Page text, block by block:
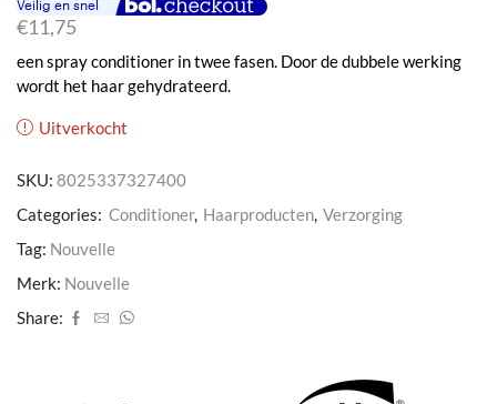
€11,75
een spray conditioner in twee fasen. Door de dubbele werking
wordt het haar gehydrateerd.
Uitverkocht
SKU: 8025337327400
Categories: Conditioner, Haarproducten, Verzorging
Tag: Nouvelle
Merk: Nouvelle
Share: